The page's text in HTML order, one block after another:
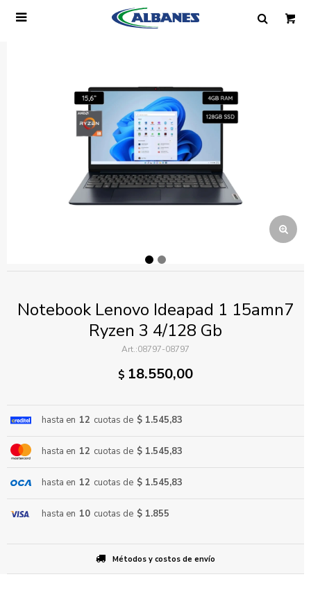

Notebook Lenovo Ideapad 1 15amn7
Ryzen 3 4/128 Gb
08797-08797
$ 18.550,00
hasta en 12 cuotas de $ 1.545,83
hasta en 12 cuotas de $ 1.545,83
hasta en 12 cuotas de $ 1.545,83
hasta en 10 cuotas de $ 1.855
Métodos y costos de envío
Correo electrónico